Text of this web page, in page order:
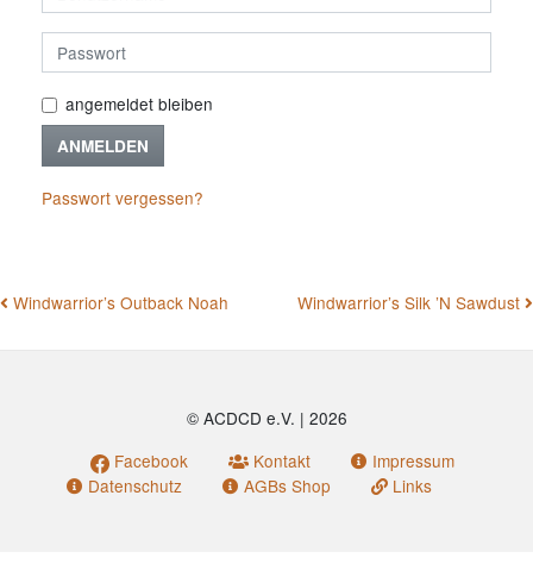
angemeldet bleiben
ANMELDEN
Passwort vergessen?
BEITRAGSNAVIGATION
Windwarrior’s Outback Noah Windwarrior’s Silk ’N Sawdust
© ACDCD e.V. | 2026
Facebook
Kontakt
Impressum
Datenschutz
AGBs Shop Links